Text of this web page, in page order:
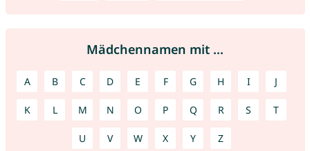
Mädchennamen mit ...
A B C D E F G H I J
K L M N O P Q R S T
U V W X Y Z